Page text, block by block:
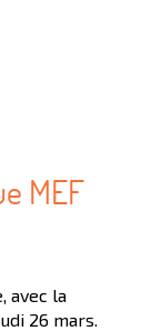
MEF
avec la
26 mars.